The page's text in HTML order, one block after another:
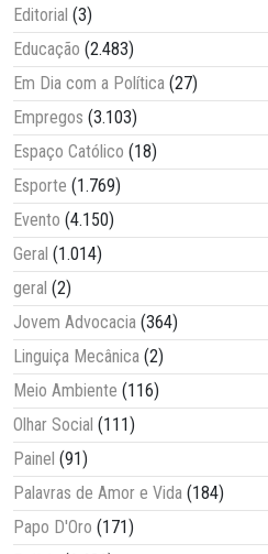
Editorial (3)
Educação (2.483)
Em Dia com a Política (27)
Empregos (3.103)
Espaço Católico (18)
Esporte (1.769)
Evento (4.150)
Geral (1.014)
geral (2)
Jovem Advocacia (364)
Linguiça Mecânica (2)
Meio Ambiente (116)
Olhar Social (111)
Painel (91)
Palavras de Amor e Vida (184)
Papo D'Oro (171)